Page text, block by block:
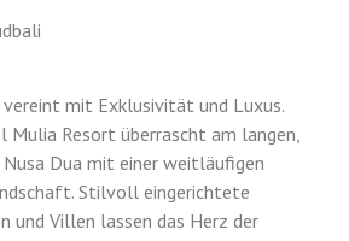
vereint mit Exklusivität und Luxus.
Mulia Resort überrascht am langen,
Dua mit einer weitläufigen
Stilvoll eingerichtete
und Villen lassen das Herz der